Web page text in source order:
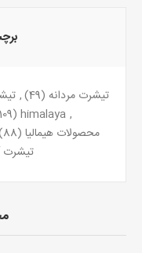
تیشرت مردانه (49)
,
,
himalaya
(109)
محصولات هیمالیا (88)
تیشرت